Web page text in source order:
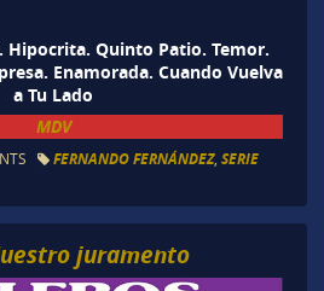
Hipocrita. Quinto Patio. Temor.
Enamorada. Cuando Vuelva
a Tu Lado
MDV
FERNANDO FERNÁNDEZ, SERIE
juramento